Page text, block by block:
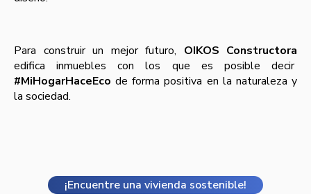
Para construir un mejor futuro, OIKOS Constructora
edifica inmuebles con los que es posible decir
#MiHogarHaceEco de forma positiva en la naturaleza y
la sociedad.
¡Encuentre una vivienda sostenible!